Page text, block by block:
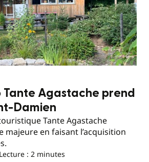
Tante Agastache prend
Damien
Tante Agastache
majeure en faisant l’acquisition
Lecture : 2 minutes